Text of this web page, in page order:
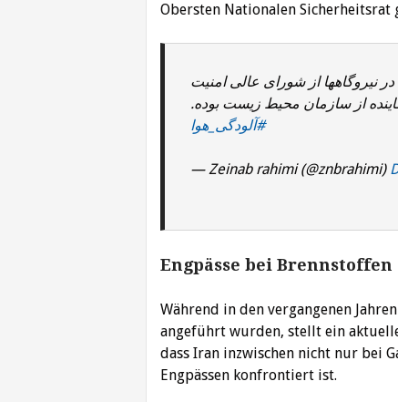
Obersten Nationalen Sicherheitsrat
در نیروگاهها از شورای عالی امنیت
از سازمان محیط زیست بوده.
#آلودگی_هوا
— Zeinab rahimi (@znbrahimi)
Engpässe bei Brennstoffen
Während in den vergangenen Jahren
angeführt wurden, stellt ein
dass Iran inzwischen nicht nur bei
Engpässen konfrontiert ist.